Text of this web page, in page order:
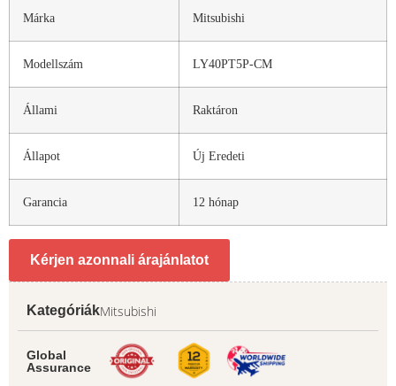
Márka Mitsubishi
Modellszám LY40PT5P-CM
Állami Raktáron
Állapot Új Eredeti
Garancia 12 hónap
Kérjen azonnali árajánlatot
KategóriákMitsubishi
Global
Assurance